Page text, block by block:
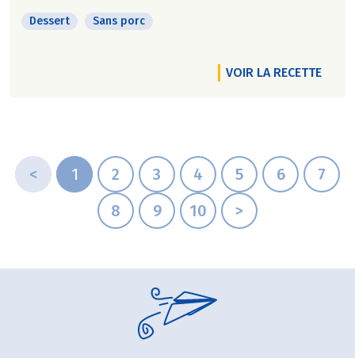
Dessert Sans porc
VOIR LA RECETTE
< 1 2 3 4 5 6
7
8
9 10 >